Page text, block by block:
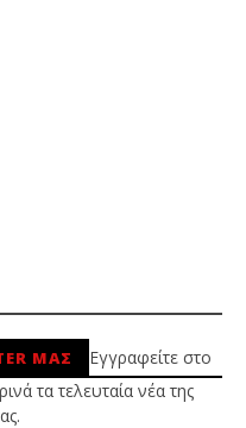
ΜΑΣ
Εγγραφείτε στο
τα τελευταία νέα της